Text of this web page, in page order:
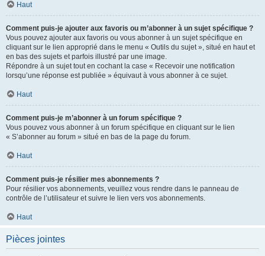
Haut
Comment puis-je ajouter aux favoris ou m’abonner à un sujet spécifique ?
Vous pouvez ajouter aux favoris ou vous abonner à un sujet spécifique en
cliquant sur le lien approprié dans le menu « Outils du sujet », situé en haut et
en bas des sujets et parfois illustré par une image.
Répondre à un sujet tout en cochant la case « Recevoir une notification
lorsqu’une réponse est publiée » équivaut à vous abonner à ce sujet.
Haut
Comment puis-je m’abonner à un forum spécifique ?
Vous pouvez vous abonner à un forum spécifique en cliquant sur le lien
« S’abonner au forum » situé en bas de la page du forum.
Haut
Comment puis-je résilier mes abonnements ?
Pour résilier vos abonnements, veuillez vous rendre dans le panneau de
contrôle de l’utilisateur et suivre le lien vers vos abonnements.
Haut
Pièces jointes